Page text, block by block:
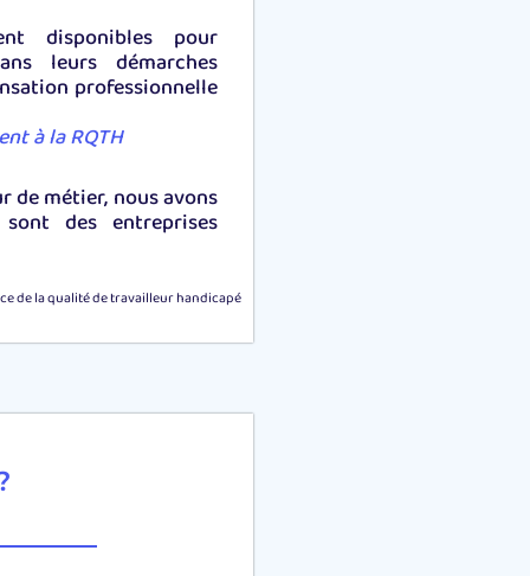
disponibles pour
leurs démarches
professionnelle
à la RQTH
de métier, nous avons
des entreprises
de la qualité de travailleur handicapé